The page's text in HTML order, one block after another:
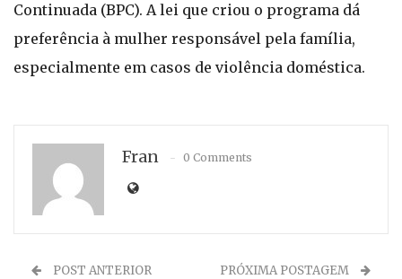
Continuada (BPC). A lei que criou o programa dá
preferência à mulher responsável pela família,
especialmente em casos de violência doméstica.
Fran 0 Comments
POST ANTERIOR PRÓXIMA POSTAGEM